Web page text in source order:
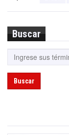
Buscar
Buscar